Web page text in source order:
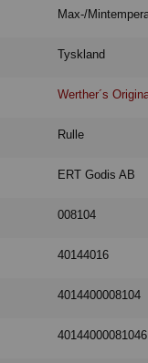
Max-/
Tyskland
Werther´s
Rulle
ERT Godis AB
008104
40144016
4014400008104
40144000081046